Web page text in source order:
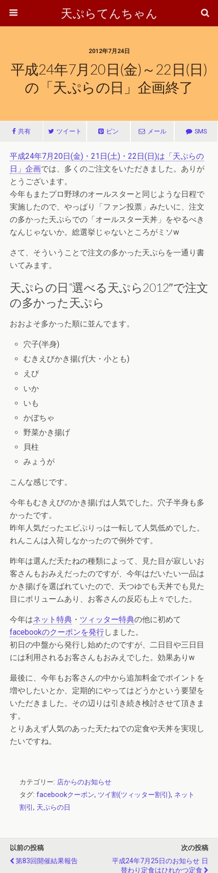
天ぷらてんちゃん
2012年7月24日
平成24年7月20日(金)～22日(日)
の「天ぷらの日」企画終了
共有 ツイート ピン メール SMS
平成24年7月20日(金)・21日(土)・22日(日)は「天ぷらの
日」企画では、多くのご注文をいただきました。ありが
とうございます。
今年もまたプロ野球のオールスターと同じような日程で
実施したので、やっぱり「ファン投票」みたいに、注文
の多かった天ぷらでの「オールスター天丼」をやるべき
なんじゃないか。総選挙じゃないところがミソw
さて、そういうことで注文の多かった天ぷらを一通り書
いてみます。
天ぷらの日”選べる天ぷら2012″で注文
の多かった天ぷら
おおよそ多かった順に並んでます。
穴子(半身)
むきえびかき揚げ(大・小とも)
えび
いか
いも
かぼちゃ
野菜かき揚げ
貝柱
みょうが
こんな感じです。
今年もむきえびのかき揚げは人気でした。穴子半身も多
かったです。
昨年人気だったエビぷりっは一転して人気低めでした。
れんこんは入荷しなかったので例外です。
昨年は選んだ天たねの種類によって、見た目が寂しいお
客さんもおみえだったのですが、今年はだいたい一品は
かき揚げを選ばれていたので、天つゆでも天丼でも見た
目にボリュームあり、お客さんの反応も上々でした。
今年はネット特典 ・ ツィッター特典の他に初めて
facebookのクーポンを発行しました。
初日の中盤から発行し始めたのですが、二日目や三日目
には利用されるお客さんもおみえでした。効果ありw
最後に、今年もお客さんの中から追加料金でポイントを
増やしたいとか、定期的にやってはどうかという要望を
いただきました。その辺りは引き続き検討させて頂きま
す。
とりあえず人気のあった天たねでの定食や天丼を実現し
たいですね。
カテゴリー: 店からのお知らせ
タグ: facebookクーポン, ツイ割(ツィッター割引), ネット
割引 , 天ぷらの日
以前の投稿
第83回開催結果報告
次の投稿
平成24年7月25日のお知らせ 日
替わり定食はひれかつ定食